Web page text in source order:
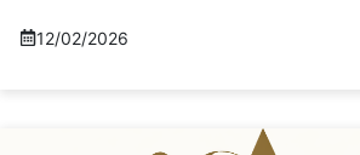
12/02/2026